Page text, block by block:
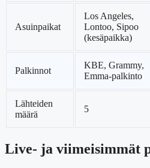
Asuinpaikat
Los Angeles,
Lontoo, Sipoo
(kesäpaikka)
Palkinnot
KBE, Grammy,
Emma-palkinto
Lähteiden
määrä
5
Live- ja viimeisimmät